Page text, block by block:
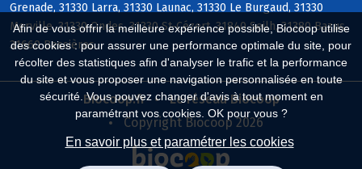
Afin de vous offrir la meilleure expérience possible, Biocoop utilise
des cookies : pour assurer une performance optimale du site, pour
récolter des statistiques afin d'analyser le trafic et la performance
du site et vous proposer une navigation personnalisée en toute
sécurité. Vous pouvez changer d'avis à tout moment en
paramétrant vos cookies. OK pour vous ?
En savoir plus et paramétrer les cookies
Grenade, 31330 Larra, 31330 Launac, 31330 Le Burgaud, 31330
Merville, 31330 Ondes, 31330 St-Cézert, 31840 Seilh, 31380 Bazus,
31660 Bessières
Biocoop.fr
Le réseau Biocoop
Copyright Biocoop 2026